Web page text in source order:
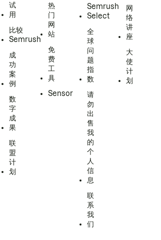
试
用
比较
Semrush
成
功
案
例
数
字
成
果
联
盟
计
划
热
门
网
站
免
费
工
具
Sensor
Semrush
Select
全
球
问
题
指
数
请
勿
出
售
我
的
个
人
信
息
联
系
我
们
网
络
讲
座
大
使
计
划